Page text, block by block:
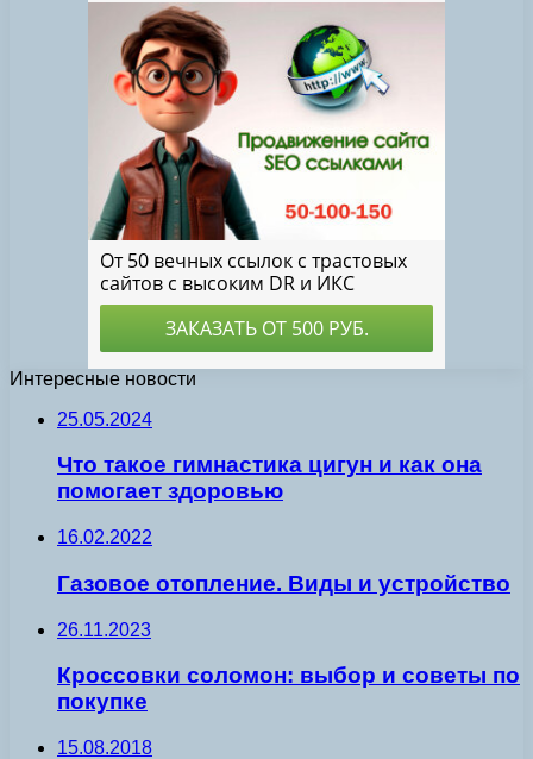
Интересные новости
25.05.2024
Что такое гимнастика цигун и как она
помогает здоровью
16.02.2022
Газовое отопление. Виды и устройство
26.11.2023
Кроссовки соломон: выбор и советы по
покупке
15.08.2018